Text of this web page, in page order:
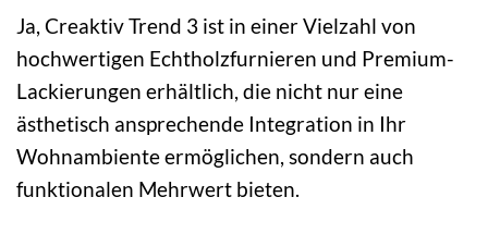
Ja, Creaktiv Trend 3 ist in einer Vielzahl von
hochwertigen Echtholzfurnieren und Premium-
Lackierungen erhältlich, die nicht nur eine
ästhetisch ansprechende Integration in Ihr
Wohnambiente ermöglichen, sondern auch
funktionalen Mehrwert bieten.